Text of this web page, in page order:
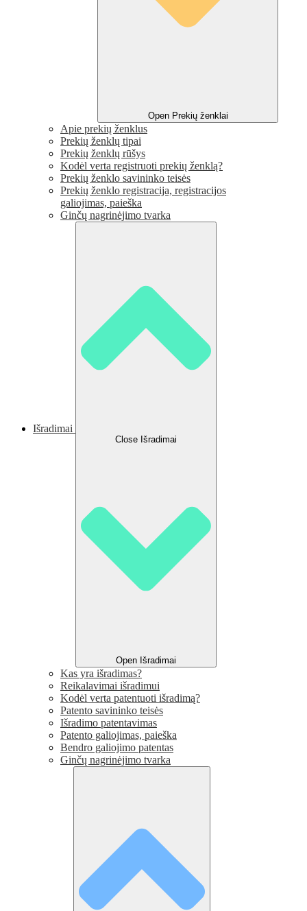
Open Prekių ženklai
Apie prekių ženklus
Prekių ženklų tipai
Prekių ženklų rūšys
Kodėl verta registruoti prekių ženklą?
Prekių ženklo savininko teisės
Prekių ženklo registracija, registracijos
galiojimas, paieška
Ginčų nagrinėjimo tvarka
Išradimai
Close Išradimai
Open Išradimai
Kas yra išradimas?
Reikalavimai išradimui
Kodėl verta patentuoti išradimą?
Patento savininko teisės
Išradimo patentavimas
Patento galiojimas, paieška
Bendro galiojimo patentas
Ginčų nagrinėjimo tvarka